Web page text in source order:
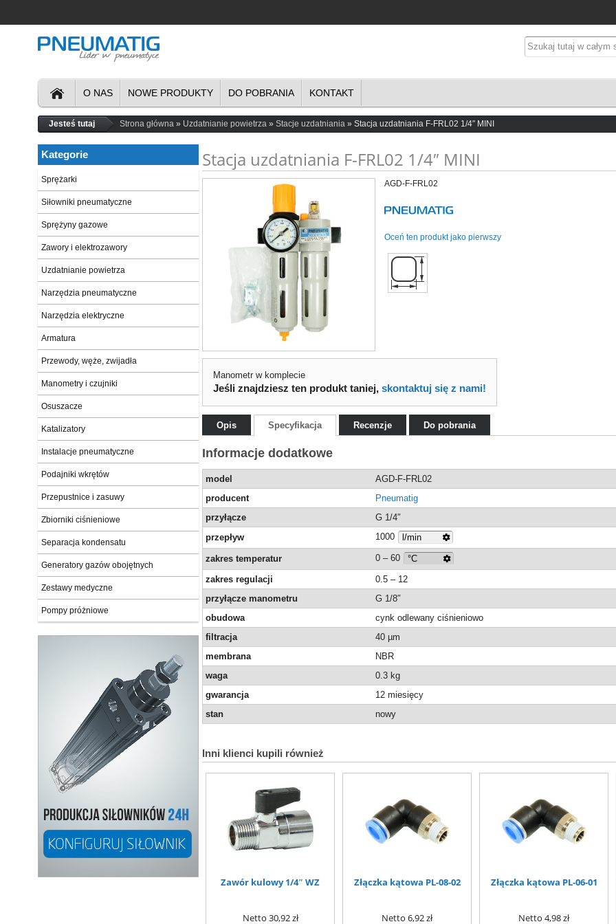
O NAS NOWE PRODUKTY DO POBRANIA KONTAKT
Jesteś tutaj Strona główna Uzdatnianie powietrza Stacje uzdatniania Stacja uzdatniania F-FRL02 1/4″ MINI
Stacja uzdatniania F-FRL02 1/4″ MINI
AGD-F-FRL02
Oceń ten produkt jako pierwszy
Manometr w komplecie
Jeśli znajdziesz ten produkt taniej,skontaktuj się z nami!
Opis Specyfikacja Recenzje Do pobrania
Informacje dodatkowe
model
AGD-F-FRL02
producent
Pneumatig
przyłącze
G 1/4″
przepływ
1000
zakres temperatur 0 – 60
zakres regulacji
0.5 – 12
przyłącze manometru
G 1/8″
obudowa
cynk odlewany ciśnieniowo
filtracja
40 µm
membrana
NBR
waga
0.3 kg
gwarancja
12 miesięcy
stan
nowy
Inni klienci kupili również
Zawór kulowy 1/4″ WZ
Netto 30,92 zł
Złączka kątowa PL-08-02
Netto 6,92 zł
Złączka kątowa PL-06-01
Netto 4,98 zł
Kategorie
Sprężarki
Siłowniki pneumatyczne
Sprężyny gazowe
Zawory i elektrozawory
Uzdatnianie powietrza
Narzędzia pneumatyczne
Narzędzia elektryczne
Armatura
Przewody, węże, zwijadła
Manometry i czujniki
Osuszacze
Katalizatory
Instalacje pneumatyczne
Podajniki wkrętów
Przepustnice i zasuwy
Zbiorniki ciśnieniowe
Separacja kondensatu
Generatory gazów obojętnych
Zestawy medyczne
Pompy próżniowe